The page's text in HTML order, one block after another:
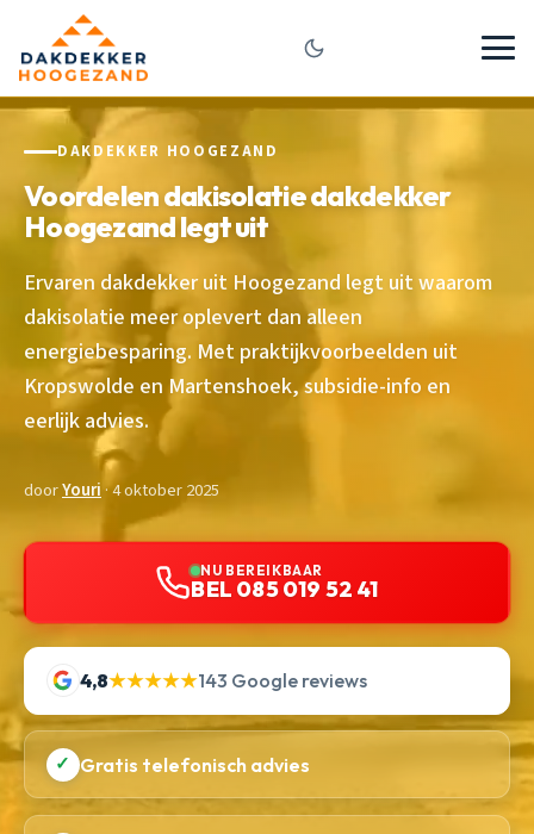
DAKDEKKER HOOGEZAND
Voordelen dakisolatie dakdekker
Hoogezand legt uit
Ervaren dakdekker uit Hoogezand legt uit waarom
dakisolatie meer oplevert dan alleen
energiebesparing. Met praktijkvoorbeelden uit
Kropswolde en Martenshoek, subsidie-info en
eerlijk advies.
doorYouri · 4 oktober 2025
NU BEREIKBAAR
BEL 085 019 52 41
4,8★★★★★143 Google reviews
✓ Gratis telefonisch advies